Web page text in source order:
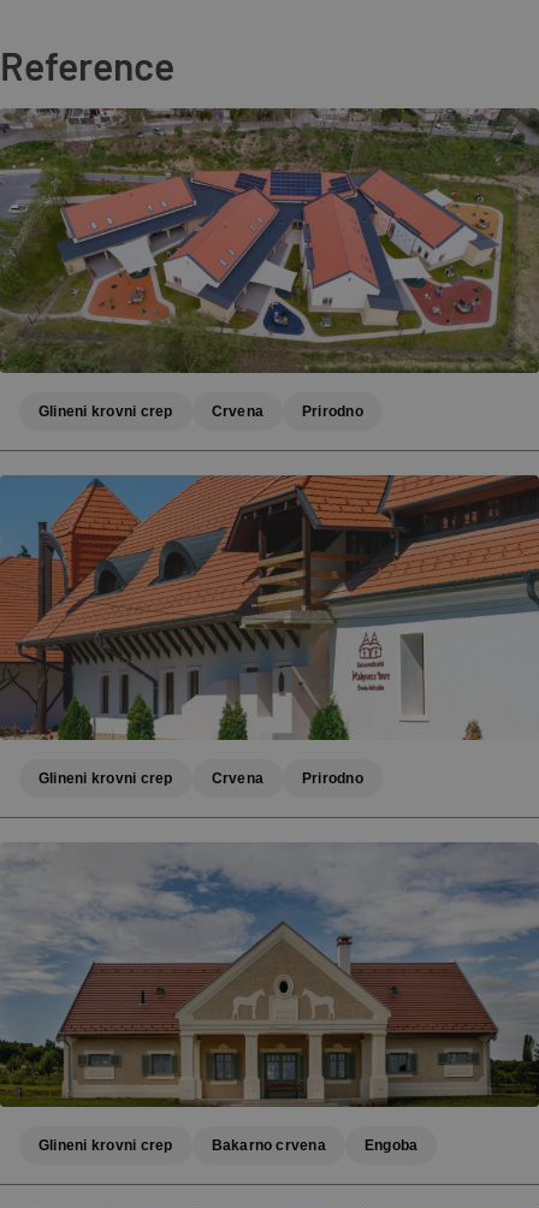
Reference
Glineni krovni crep Crvena Prirodno
Glineni krovni crep Crvena Prirodno
Glineni krovni crep Bakarno crvena Engoba